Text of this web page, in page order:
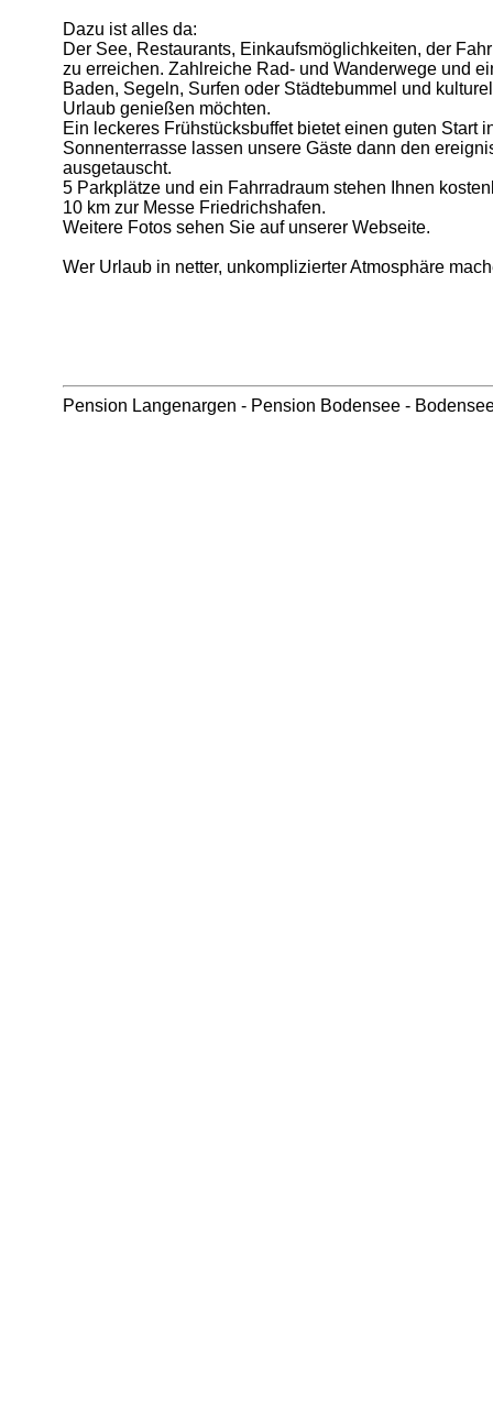
Dazu ist alles da:
Der See, Restaurants, Einkaufsmöglichkeiten, der
zu erreichen. Zahlreiche Rad- und Wanderwege und
Baden, Segeln, Surfen oder Städtebummel und
Urlaub genießen möchten.
Ein leckeres Frühstücksbuffet bietet einen guten Start
Sonnenterrasse lassen unsere Gäste dann den
ausgetauscht.
5 Parkplätze und ein Fahrradraum stehen Ihnen
10 km zur Messe Friedrichshafen.
Weitere Fotos sehen Sie auf unserer Webseite.
Wer Urlaub in netter, unkomplizierter Atmosphäre
Pension Langenargen - Pension Bodensee -